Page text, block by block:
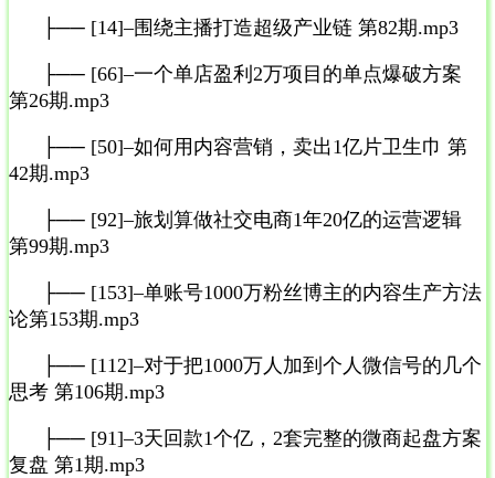
├── [14]–围绕主播打造超级产业链 第82期.mp3
├── [66]–一个单店盈利2万项目的单点爆破方案
第26期.mp3
├── [50]–如何用内容营销，卖出1亿片卫生巾 第
42期.mp3
├── [92]–旅划算做社交电商1年20亿的运营逻辑
第99期.mp3
├── [153]–单账号1000万粉丝博主的内容生产方法
论第153期.mp3
├── [112]–对于把1000万人加到个人微信号的几个
思考 第106期.mp3
├── [91]–3天回款1个亿，2套完整的微商起盘方案
复盘 第1期.mp3